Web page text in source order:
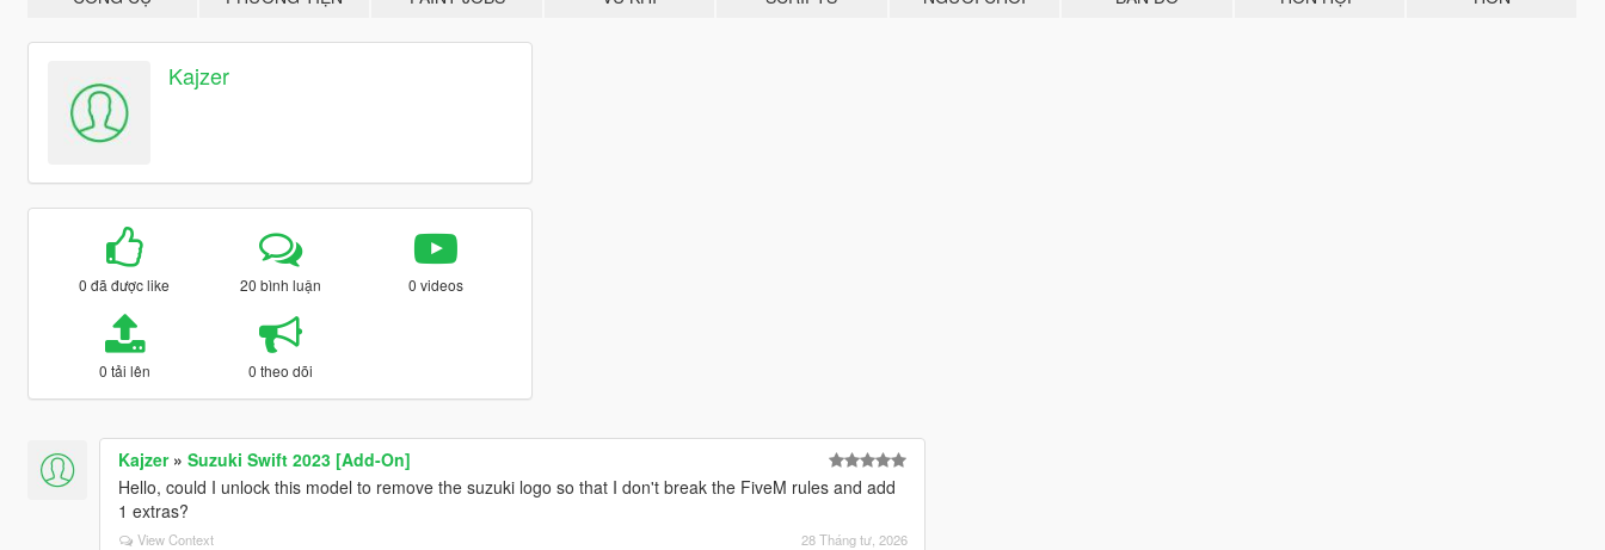
Kajzer
0 đã được like 20 bình luận 0 videos
0 tải lên 0 theo dõi
Kajzer» Suzuki Swift 2023 [Add-On]
Hello, could I unlock this model to remove the suzuki logo so that I don't break the FiveM rules and add
1 extras?
View Context 28 Tháng tư, 2026